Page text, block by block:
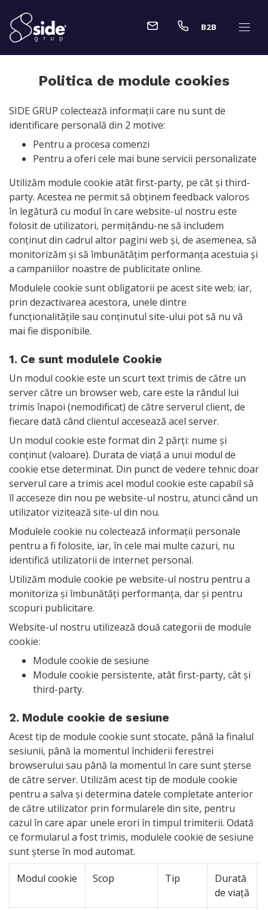
B2B
Politica de module cookies
SIDE GRUP colectează informații care nu sunt de
identificare personală din 2 motive:
Pentru a procesa comenzi
Pentru a oferi cele mai bune servicii personalizate
Utilizăm module cookie atât first-party, pe cât și third-
party. Acestea ne permit să obținem feedback valoros
în legătură cu modul în care website-ul nostru este
folosit de utilizatori, permițându-ne să includem
conținut din cadrul altor pagini web și, de asemenea, să
monitorizăm și să îmbunătățim performanța acestuia și
a campaniilor noastre de publicitate online.
Modulele cookie sunt obligatorii pe acest site web; iar,
prin dezactivarea acestora, unele dintre
funcționalitățile sau conținutul site-ului pot să nu vă
mai fie disponibile.
1. Ce sunt modulele Cookie
Un modul cookie este un scurt text trimis de către un
server către un browser web, care este la rândul lui
trimis înapoi (nemodificat) de către serverul client, de
fiecare dată când clientul accesează acel server.
Un modul cookie este format din 2 părți: nume și
conținut (valoare). Durata de viață a unui modul de
cookie etse determinat. Din punct de vedere tehnic doar
serverul care a trimis acel modul cookie este capabil să
îl acceseze din nou pe website-ul nostru, atunci când un
utilizator vizitează site-ul din nou.
Modulele cookie nu colectează informații personale
pentru a fi folosite, iar, în cele mai multe cazuri, nu
identifică utilizatorii de internet personal.
Utilizăm module cookie pe website-ul nostru pentru a
monitoriza și îmbunătăți performanța, dar și pentru
scopuri publicitare.
Website-ul nostru utilizează două categorii de module
cookie:
Module cookie de sesiune
Module cookie persistente, atât first-party, cât și
third-party.
2. Module cookie de sesiune
Acest tip de module cookie sunt stocate, până la finalul
sesiunii, până la momentul închiderii ferestrei
browserului sau până la momentul în care sunt șterse
de către server. Utilizăm acest tip de module cookie
pentru a salva și determina datele completate anterior
de către utilizator prin formularele din site, pentru
cazul în care apar unele erori în timpul trimiterii. Odată
ce formularul a fost trimis, modulele cookie de sesiune
sunt șterse în mod automat.
Modul cookie Scop Tip
Durată
de viață